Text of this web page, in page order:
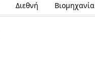
Διεθνή Βιομηχανία